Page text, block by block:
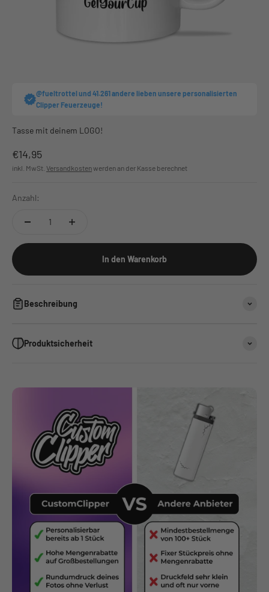
@fueltrottel und 41.261 andere lieben unsere personalisierten
Clipper Feuerzeuge!
Tasse mit deinem LOGO!
Angebot
€14,95
inkl. MwSt. Versandkostenwerden an der Kasse berechnet
Anzahl:
In den Warenkorb
Beschreibung
Produktsicherheit